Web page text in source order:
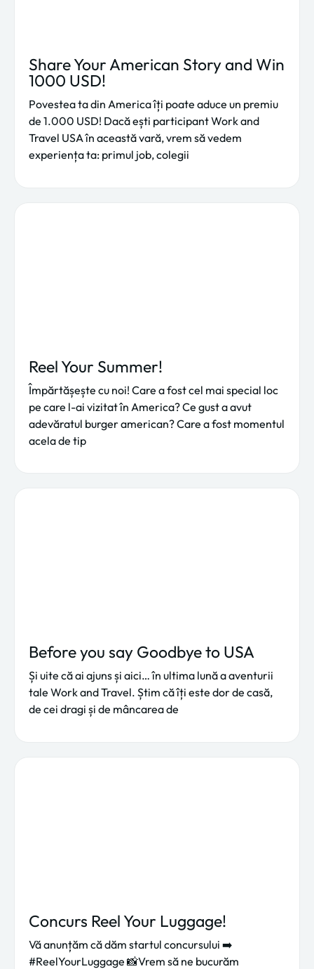
Share Your American Story and Win
1000 USD!
Povestea ta din America îți poate aduce un premiu
de 1.000 USD! Dacă ești participant Work and
Travel USA în această vară, vrem să vedem
experiența ta: primul job, colegii
Reel Your Summer!
Împărtășește cu noi! Care a fost cel mai special loc
pe care l-ai vizitat în America? Ce gust a avut
adevăratul burger american? Care a fost momentul
acela de tip
Before you say Goodbye to USA
Și uite că ai ajuns și aici… în ultima lună a aventurii
tale Work and Travel. Știm că îți este dor de casă,
de cei dragi și de mâncarea de
Concurs Reel Your Luggage!
Vă anunțăm că dăm startul concursului ➡️
#ReelYourLuggage 📸Vrem să ne bucurăm